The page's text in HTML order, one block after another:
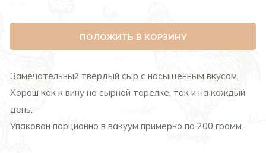
ПОЛОЖИТЬ В КОРЗИНУ
Замечательный твёрдый сыр с насыщенным вкусом.
Хорош как к вину на сырной тарелке, так и на каждый
день.
Упакован порционно в вакуум примерно по 200 грамм.